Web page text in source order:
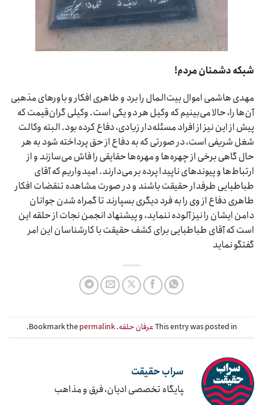
شبکه دشمنان مردم!
مهدی هاشمی اموال بیت‌المال را برد و طاهری افکار و باورهای مذهبی
آن‌ها را، حالا می‌بینیم که وکیل هر دو یکی است. وکیلی گران‌قیمت که
پیش از این نیز از افراد مسئله‌دار زیادی، دفاع کرده بود. البته وکالت
شغل شریفی است، در صورتی که به دفاع از حق پرداخته شود به هر
حال گاهی برخی از چهره‌ها و مهره‌ها حقایقی را فاش می‌سازند و از
ارتباط‌ها و پیوندهای ناپیدا پرده بر می‌دارند. امیدواریم که آقای
طباطبایی طرفدار حقیقت باشند و در صورت مشاهده تنقضات افکار
طاهری دفاع از وی را به فرد دیگری بسپارند تا گمراه شدن جوانان
دامن ایشان را نیز آلوده ننماید، و پیشنهاد انجمن نجات از حلقه این
است که آقای طباطبایی برای کشف حقیقت با کارشناسان این امر
گفتگو نماید
This entry was posted inعرفان حلقه. Bookmark the
permalink
.
سراب حقیقت
‍پایگاه تخصصی ادیان، فرق و مذاهب